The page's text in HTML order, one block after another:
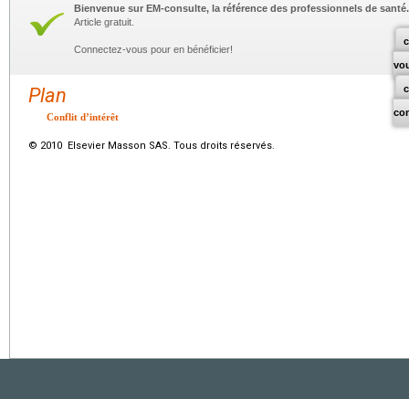
Bienvenue sur EM-consulte, la référence des professionnels de santé.
Article gratuit.
Connectez-vous pour en bénéficier!
Plan
Conflit d’intérêt
© 2010 Elsevier Masson SAS. Tous droits réservés.